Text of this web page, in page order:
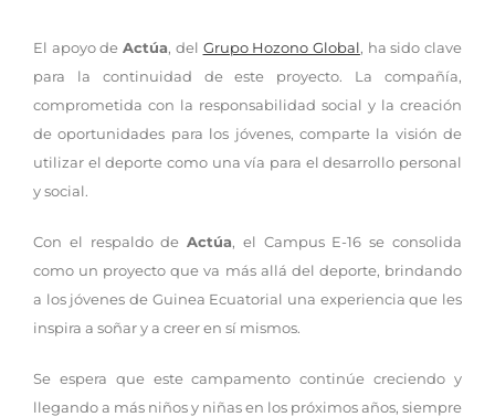
El apoyo deActúa, del Grupo Hozono Global, ha sido clave
para la continuidad de este proyecto. La compañía,
comprometida con la responsabilidad social y la creación
de oportunidades para los jóvenes, comparte la visión de
utilizar el deporte como una vía para el desarrollo personal
y social.
Con el respaldo deActúa, el Campus E-16 se consolida
como un proyecto que va más allá del deporte, brindando
a los jóvenes de Guinea Ecuatorial una experiencia que les
inspira a soñar y a creer en sí mismos.
Se espera que este campamento continúe creciendo y
llegando a más niños y niñas en los próximos años, siempre